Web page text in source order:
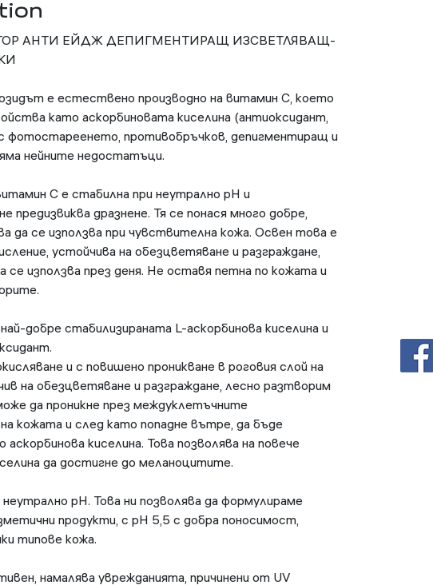
АНТИ ЕЙДЖ ДЕПИГМЕНТИРАЩ ИЗСВЕТЛЯВАЩ-
е естествено производно на витамин С, което
като аскорбиновата киселина (антиоксидант,
фотостареенето, противобръчков, депигментиращ и
нейните недостатъци.
С е стабилна при неутрално рН и
предизвиква дразнене. Тя се понася много добре,
да се използва при чувствителна кожа. Освен това е
устойчива на обезцветяване и разграждане,
се използва през деня. Не оставя петна по кожата и
добре стабилизираната L-аскорбинова киселина и
и с повишено проникване в роговия слой на
на обезцветяване и разграждане, лесно разтворим
да проникне през междуклетъчните
кожата и след като попадне вътре, да бъде
аскорбинова киселина. Това позволява на повече
да достигне до меланоцитите.
рН. Това ни позволява да формулираме
продукти, с рН 5,5 с добра поносимост,
типове кожа.
намалява уврежданията, причинени от UV